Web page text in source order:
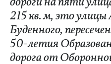
215 кв. м, это
Буденного,
50-летия
дорога от